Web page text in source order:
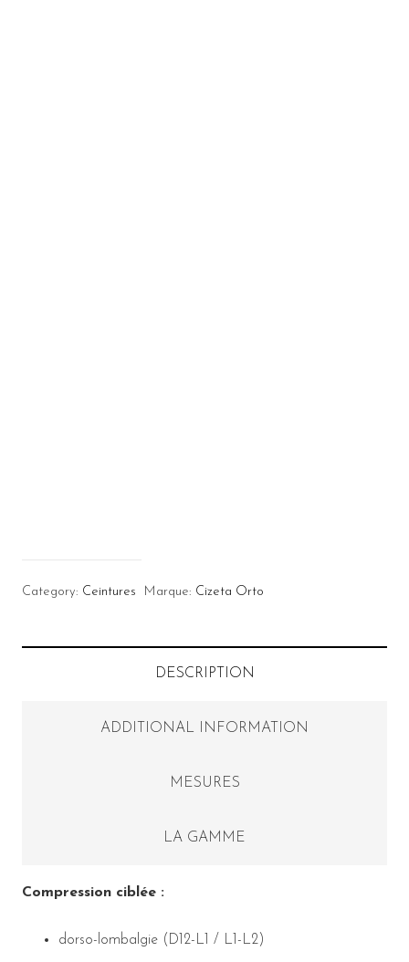
Category: Ceintures Marque: Cizeta Orto
DESCRIPTION
ADDITIONAL INFORMATION
MESURES
LA GAMME
Compression ciblée :
dorso-lombalgie (D12-L1 / L1-L2)